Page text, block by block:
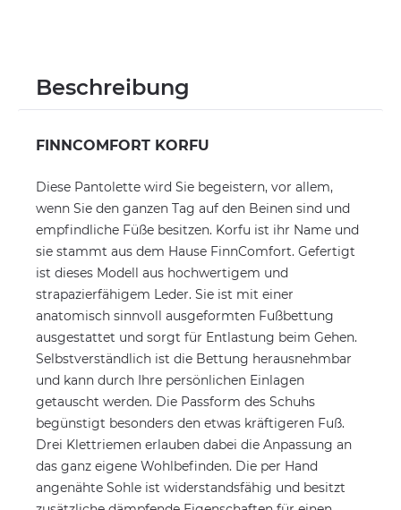
Beschreibung
FINNCOMFORT KORFU
Diese Pantolette wird Sie begeistern, vor allem,
wenn Sie den ganzen Tag auf den Beinen sind und
empfindliche Füße besitzen. Korfu ist ihr Name und
sie stammt aus dem Hause FinnComfort. Gefertigt
ist dieses Modell aus hochwertigem und
strapazierfähigem Leder. Sie ist mit einer
anatomisch sinnvoll ausgeformten Fußbettung
ausgestattet und sorgt für Entlastung beim Gehen.
Selbstverständlich ist die Bettung herausnehmbar
und kann durch Ihre persönlichen Einlagen
getauscht werden. Die Passform des Schuhs
begünstigt besonders den etwas kräftigeren Fuß.
Drei Klettriemen erlauben dabei die Anpassung an
das ganz eigene Wohlbefinden. Die per Hand
angenähte Sohle ist widerstandsfähig und besitzt